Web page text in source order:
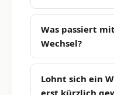
Was passiert
Wechsel?
Lohnt sich ein
erst kürzlich